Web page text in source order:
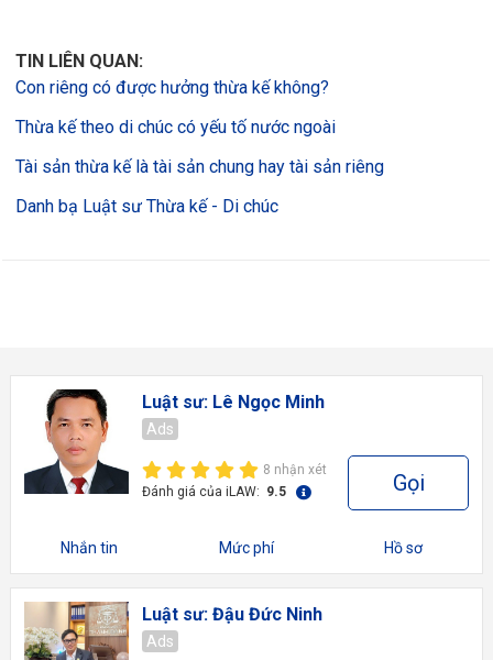
TIN LIÊN QUAN:
Con riêng có được hưởng thừa kế không?
Thừa kế theo di chúc có yếu tố nước ngoài
Tài sản thừa kế là tài sản chung hay tài sản riêng
Danh bạ Luật sư Thừa kế - Di chúc
Luật sư: Lê Ngọc Minh
Ads
8 nhận xét
Đánh giá của iLAW: 9.5 Gọi
Nhắn tin Mức phí Hồ sơ
Luật sư: Đậu Đức Ninh
Ads